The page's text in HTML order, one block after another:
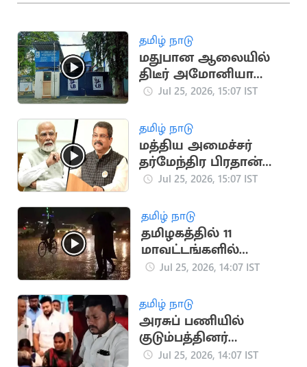
தமிழ் நாடு
மதுபான ஆலையில்
திடீர் அமோனியா
வாயு கசிவு
Jul 25, 2026, 15:07 IST
தமிழ் நாடு
மத்திய அமைச்சர்
தர்மேந்திர பிரதான்
ராஜினாமா
Jul 25, 2026, 15:07 IST
தமிழ் நாடு
தமிழகத்தில் 11
மாவட்டங்களில்
கனமழை எச்சரிக்கை
Jul 25, 2026, 14:07 IST
தமிழ் நாடு
அரசுப் பணியில்
குடும்பத்தினர்
தலையீடு.. தவெக
Jul 25, 2026, 14:07 IST